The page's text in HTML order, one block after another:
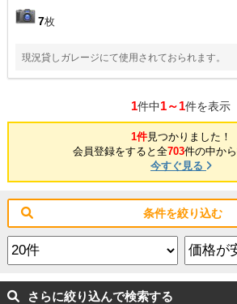
7枚
現況貸しガレージにて使用されておられます。
1件中1～1件を表示
1件見つかりました！
会員登録をすると全703件の中から
今すぐ見る
条件を絞り込む
さらに絞り込んで検索する